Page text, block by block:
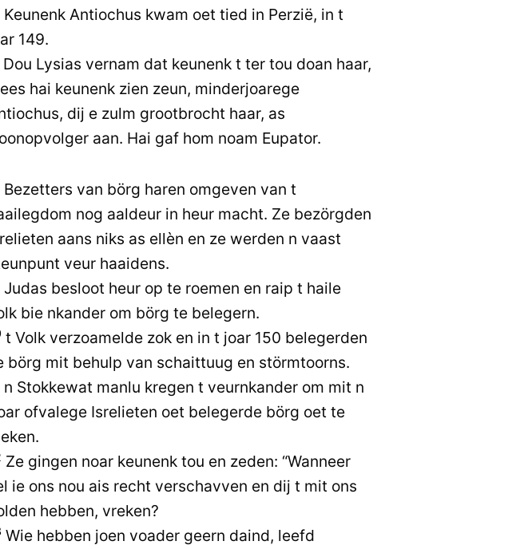
Keunenk Antiochus kwam oet tied in Perzië, in t
149.
Dou Lysias vernam dat keunenk t ter tou doan haar,
hai keunenk zien zeun, minderjoarege
dij e zulm grootbrocht haar, as
aan. Hai gaf hom noam Eupator.
Bezetters van börg haren omgeven van t
nog aaldeur in heur macht. Ze bezörgden
aans niks as ellèn en ze werden n vaast
veur haaidens.
Judas besloot heur op te roemen en raip t haile
bie nkander om börg te belegern.
t Volk verzoamelde zok en in t joar 150 belegerden
börg mit behulp van schaittuug en störmtoorns.
n Stokkewat manlu kregen t veurnkander om mit n
ofvalege Isrelieten oet belegerde börg oet te
Ze gingen noar keunenk tou en zeden: “Wanneer
ie ons nou ais recht verschavven en dij t mit ons
hebben, vreken?
Wie hebben joen voader geern daind, leefd